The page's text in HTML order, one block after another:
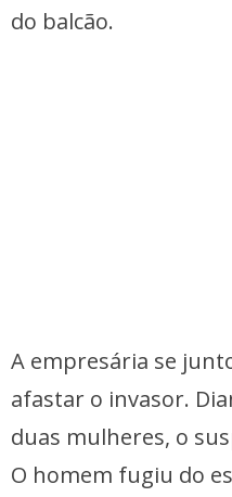
do balcão.
A empresária se
afastar o invasor.
duas mulheres, o
O homem fugiu do